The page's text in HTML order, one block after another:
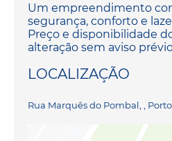
Um empreendimento
segurança, conforto e
Preço e disponibilidade
alteração sem aviso
LOCALIZAÇÃO
Rua Marquês do Pombal, ,